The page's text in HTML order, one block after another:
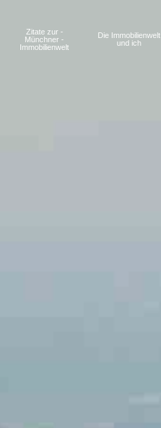
Zitate zur ­
Münchner ­
Immobilienwelt
Die Immobilienwelt
und ich